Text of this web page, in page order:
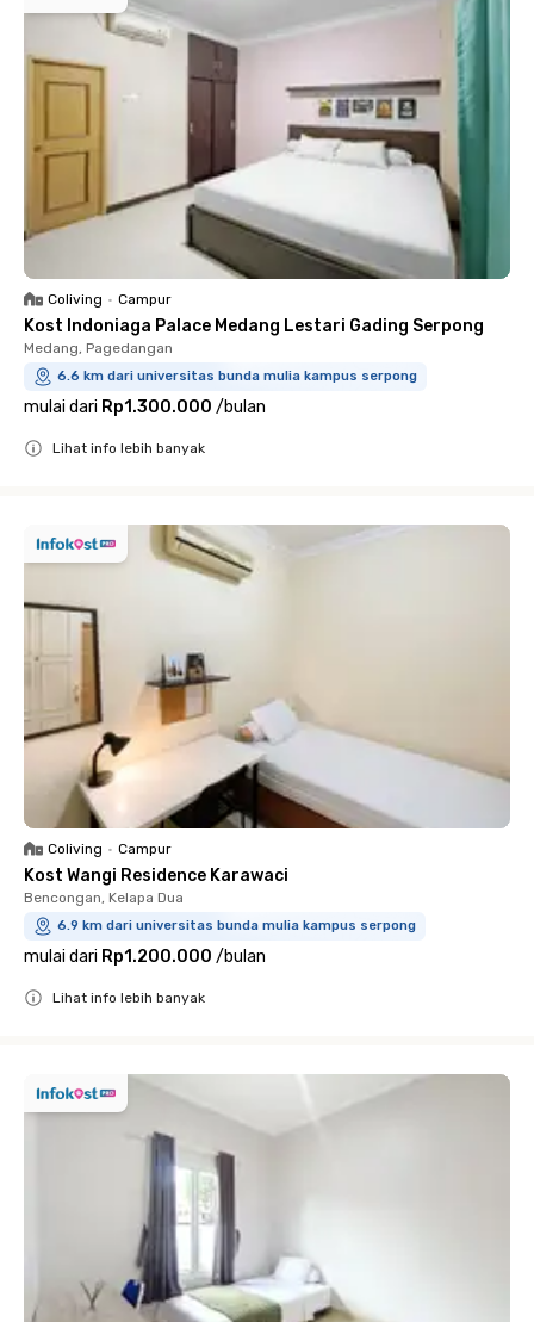
Coliving • Campur
Kost Indoniaga Palace Medang Lestari Gading Serpong
Medang, Pagedangan
6.6 km dari universitas bunda mulia kampus serpong
mulai dari Rp1.300.000 /bulan
Lihat info lebih banyak
Coliving • Campur
Kost Wangi Residence Karawaci
Bencongan, Kelapa Dua
6.9 km dari universitas bunda mulia kampus serpong
mulai dari Rp1.200.000 /bulan
Lihat info lebih banyak